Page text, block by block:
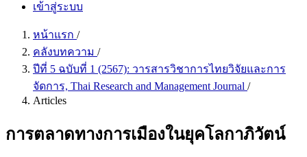
เข้าสู่ระบบ
หน้าแรก /
คลังบทความ /
ปีที่ 5 ฉบับที่ 1 (2567): วารสารวิชาการไทยวิจัยและการ
จัดการ, Thai Research and Management Journal /
Articles
การตลาดทางการเมืองในยุคโลกาภิวัตน์